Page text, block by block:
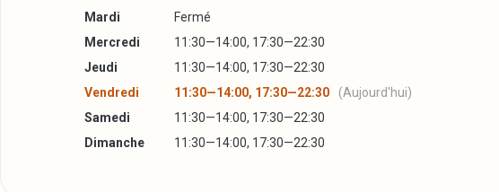
Mardi
Fermé
Mercredi
11:30—14:00, 17:30—22:30
Jeudi
11:30—14:00, 17:30—22:30
Vendredi
11:30—14:00, 17:30—22:30
(Aujourd'hui)
Samedi
11:30—14:00, 17:30—22:30
Dimanche
11:30—14:00, 17:30—22:30